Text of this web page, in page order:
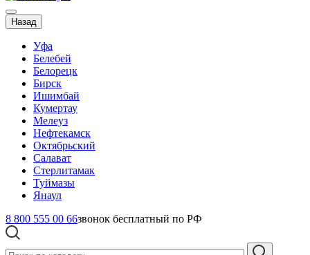
Назад
Уфа
Белебей
Белорецк
Бирск
Ишимбай
Кумертау
Мелеуз
Нефтекамск
Октябрьский
Салават
Стерлитамак
Туймазы
Янаул
8 800 555 00 66звонок бесплатный по РФ